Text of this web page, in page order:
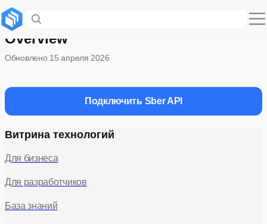
Version: v2
Overview
Обновлено 15 апреля 2026
Подключить Sber API
Витрина технологий
Для бизнеса
Для разработчиков
База знаний